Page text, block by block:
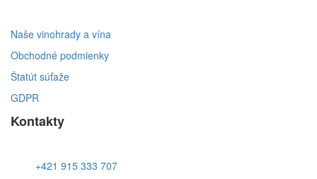
Naše vinohrady a vína
Obchodné podmienky
Štatút súťaže
GDPR
Kontakty
+421 915 333 707